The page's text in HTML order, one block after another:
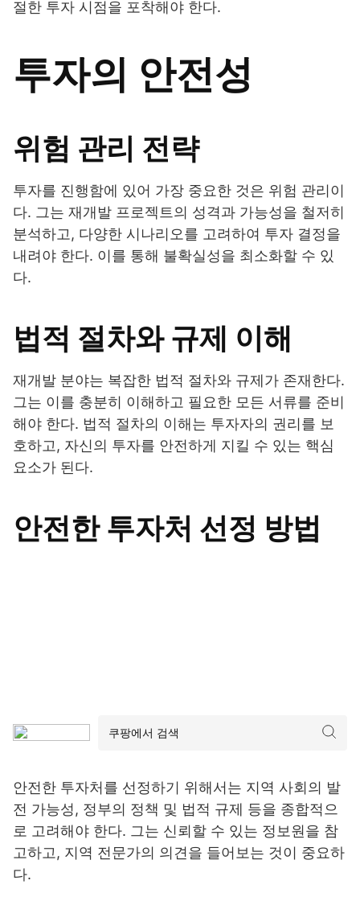
절한 투자 시점을 포착해야 한다.
투자의 안전성
위험 관리 전략
투자를 진행함에 있어 가장 중요한 것은 위험 관리이
다. 그는 재개발 프로젝트의 성격과 가능성을 철저히
분석하고, 다양한 시나리오를 고려하여 투자 결정을
내려야 한다. 이를 통해 불확실성을 최소화할 수 있
다.
법적 절차와 규제 이해
재개발 분야는 복잡한 법적 절차와 규제가 존재한다.
그는 이를 충분히 이해하고 필요한 모든 서류를 준비
해야 한다. 법적 절차의 이해는 투자자의 권리를 보
호하고, 자신의 투자를 안전하게 지킬 수 있는 핵심
요소가 된다.
안전한 투자처 선정 방법
안전한 투자처를 선정하기 위해서는 지역 사회의 발
전 가능성, 정부의 정책 및 법적 규제 등을 종합적으
로 고려해야 한다. 그는 신뢰할 수 있는 정보원을 참
고하고, 지역 전문가의 의견을 들어보는 것이 중요하
다.